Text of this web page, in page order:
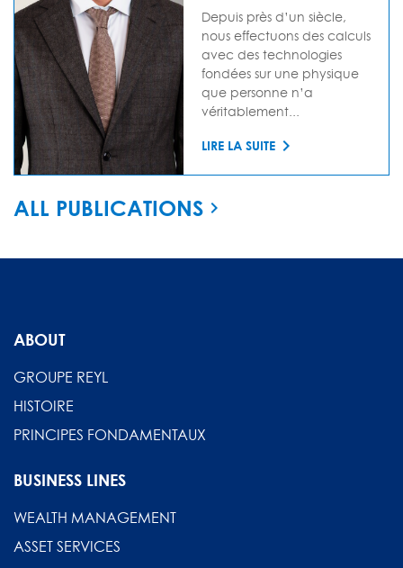
Depuis près d’un siècle,
nous effectuons des calculs
avec des technologies
fondées sur une physique
que personne n’a
véritablement...
LIRE LA SUITE
ALL PUBLICATIONS
ABOUT
GROUPE REYL
HISTOIRE
PRINCIPES FONDAMENTAUX
BUSINESS LINES
WEALTH MANAGEMENT
ASSET SERVICES